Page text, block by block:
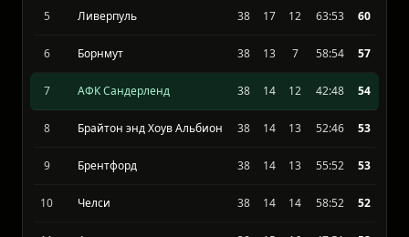
Астон Вилла 38 19 11 56:49 65
5 Ливерпуль 38 17 12 63:53 60
6 Борнмут 38 13 7 58:54 57
7 АФК Сандерленд 38 14 12 42:48 54
8 Брайтон энд Хоув Альбион 38 14 13 52:46 53
9 Брентфорд 38 14 13 55:52 53